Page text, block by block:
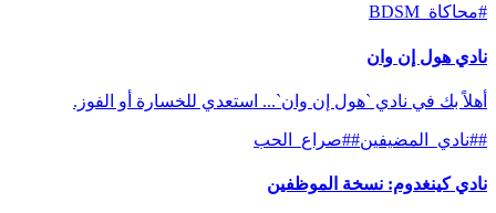
#محاكاة_BDSM
نادي هول إن وان
أهلاً بك في نادي `هول إن وان`... استعدي للخسارة أو الفوز.
##نادي_المضيفين##صراع_الحب
نادي كينغدوم: نسخة الموظفين